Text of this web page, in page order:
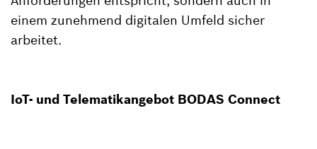
einem zunehmend digitalen Umfeld sicher
arbeitet.
IoT- und Telematikangebot BODAS Connect